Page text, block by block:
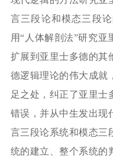
言三段论和模态三段
用“ 人体解剖法”研究亚
扩展到亚里士多德的其
德逻辑理论的伟大成就
足之处，纠正了亚里士
错误，并从中生发出现
言三段论系统和模态三
统的建立、整个系统的